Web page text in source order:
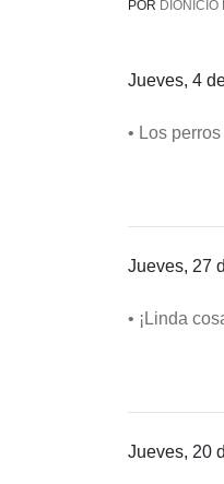
POR DIONICIO
Jueves, 4
• Los
Jueves, 27
• ¡Linda
Jueves, 20